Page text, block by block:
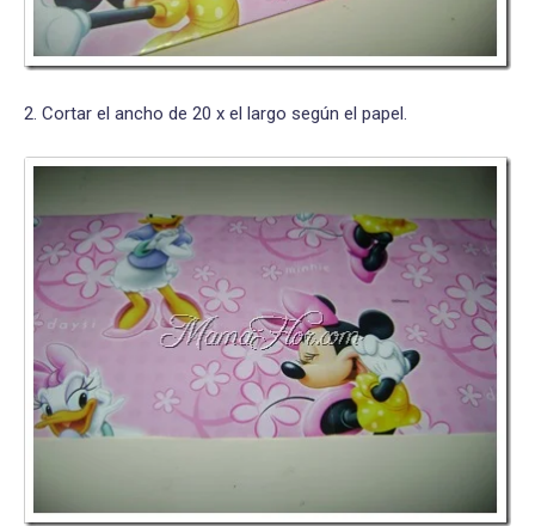
2. Cortar el ancho de 20 x el largo según el papel.